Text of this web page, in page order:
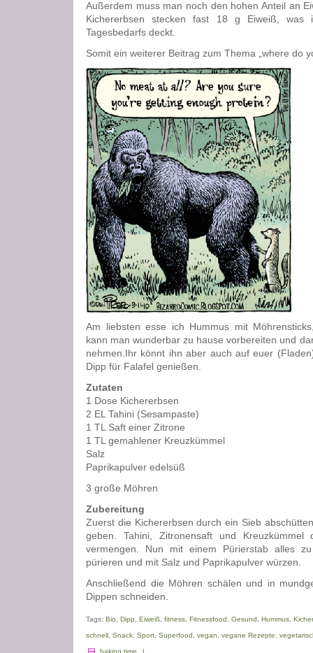
Außerdem muss man noch den hohen Anteil an
Kichererbsen stecken fast 18 g Eiweiß,
Tagesbedarfs deckt.
Somit ein weiterer Beitrag zum Thema „where do
Am liebsten esse ich Hummus mit
kann man wunderbar zu hause vorbereiten und
nehmen.Ihr könnt ihn aber auch auf euer
Dipp für Falafel genießen.
Zutaten
1 Dose Kichererbsen
2 EL Tahini (Sesampaste)
1 TL Saft einer Zitrone
1 TL gemahlener Kreuzkümmel
Salz
Paprikapulver edelsüß
3 große Möhren
Zubereitung
Zuerst die Kichererbsen durch ein Sieb
geben. Tahini, Zitronensaft und
vermengen. Nun mit einem Pürierstab alles
pürieren und mit Salz und Paprikapulver würzen.
Anschließend die Möhren schälen und in
Dippen schneiden.
Tags: Bio Dipp Eiweiß fitness Fitnessfood Gesund Hummus
schnell Snack Sport Superfood vegan vegane Rezepte
baking time |